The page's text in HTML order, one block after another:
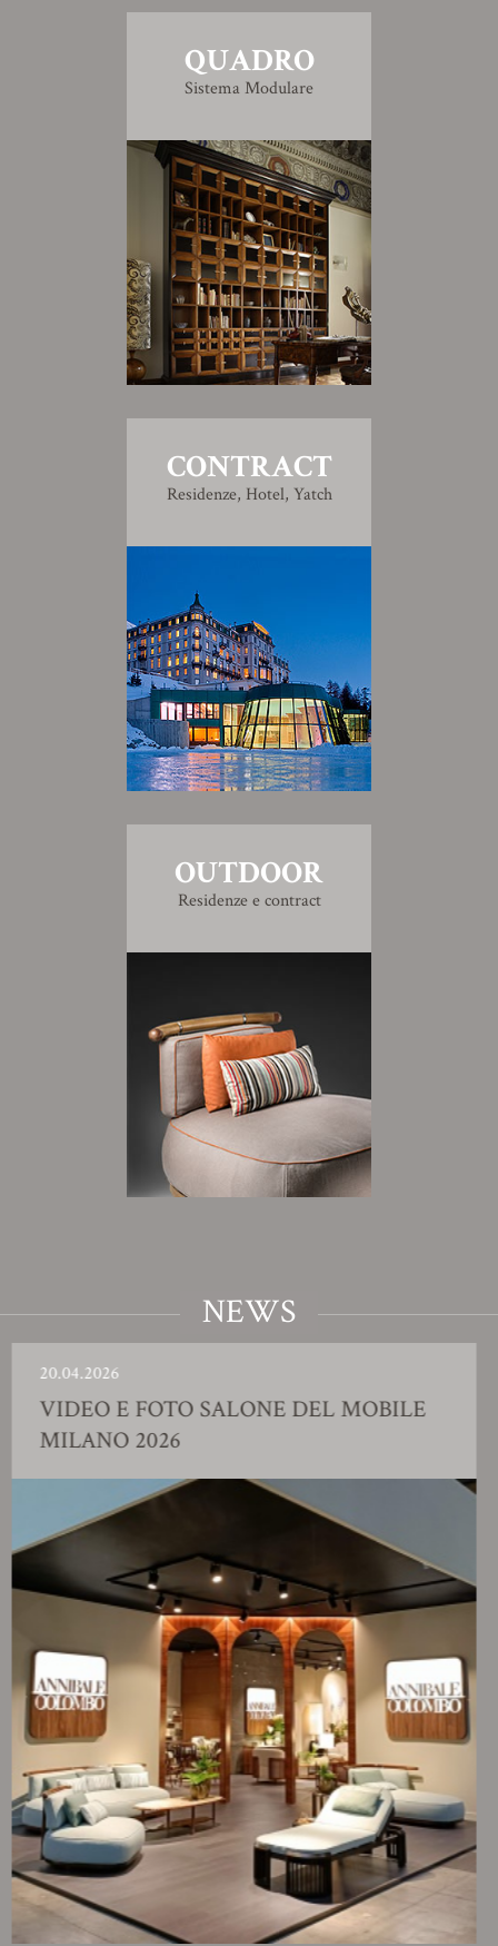
QUADRO
Sistema Modulare
CONTRACT
Residenze, Hotel, Yatch
OUTDOOR
Residenze e contract
NEWS
E FOTO SALONE DEL MOBILE
2026